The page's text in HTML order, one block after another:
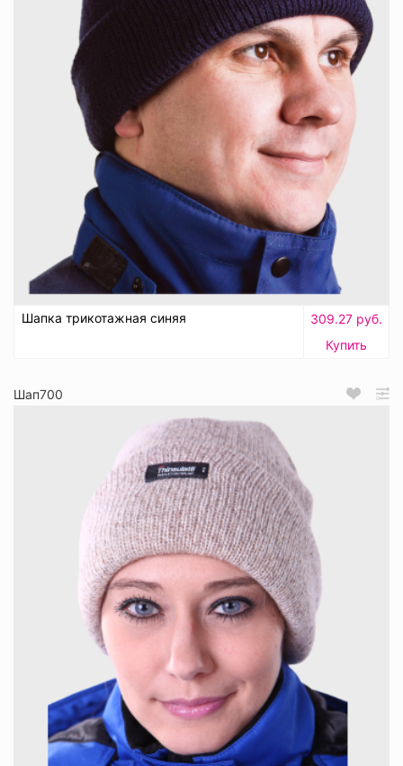
Шапка трикотажная синяя
309.27 руб.
Купить
Шап700